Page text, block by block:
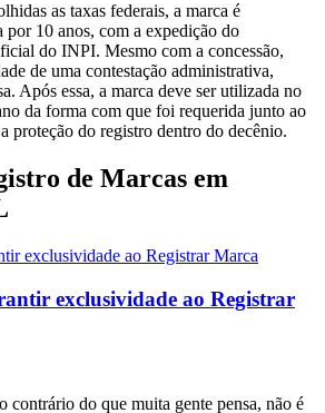
as taxas federais, a marca é
por 10 anos, com a expedição do
do INPI. Mesmo com a concessão,
de uma contestação administrativa,
Após essa, a marca deve ser utilizada no
da forma com que foi requerida junto ao
proteção do registro dentro do decênio.
de Marcas em
exclusividade ao Registrar
contrário do que muita gente pensa, não é